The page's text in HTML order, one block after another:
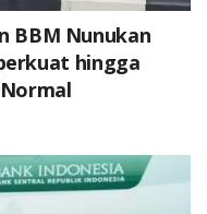
BBM Nunukan
hingga